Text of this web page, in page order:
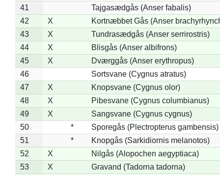
41
Tajgasædgås (Anser fabalis)
42
X
Kortnæbbet Gås (Anser
43
X
Tundrasædgås (Anser serrirostris)
44
X
Blisgås (Anser albifrons)
45
X
Dværggås (Anser erythropus)
46
Sortsvane (Cygnus atratus)
47
X
Knopsvane (Cygnus olor)
48
X
Pibesvane (Cygnus columbianus)
49
X
Sangsvane (Cygnus cygnus)
50
*
Sporegås (Plectropterus gambensis)
51
*
Knopgås (Sarkidiornis melanotos)
52
X
Nilgås (Alopochen aegyptiaca)
53
X
Gravand (Tadorna tadorna)